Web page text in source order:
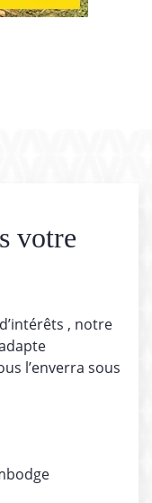
votre
, notre
l’enverra sous